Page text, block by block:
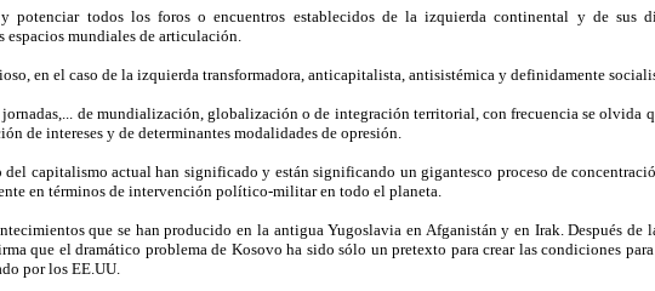
todos los foros o encuentros establecidos de la izquierda continental y de sus
mundiales de articulación.
en el caso de la izquierda transformadora, anticapitalista, antisistémica y definidamente
de mundialización, globalización o de integración territorial, con frecuencia se olvida
de intereses y de determinantes modalidades de opresión.
del capitalismo actual han significado y están significando un gigantesco proceso de
en términos de intervención político-militar en todo el planeta.
que se han producido en la antigua Yugoslavia en Afganistán y en Irak. Después
que el dramático problema de Kosovo ha sido sólo un pretexto para crear las condiciones
por los EE.UU.